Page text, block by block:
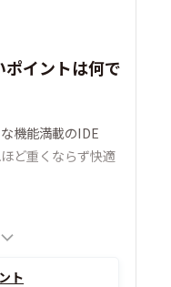
イントは何で
機能満載のIDE
ど重くならず快適
ト